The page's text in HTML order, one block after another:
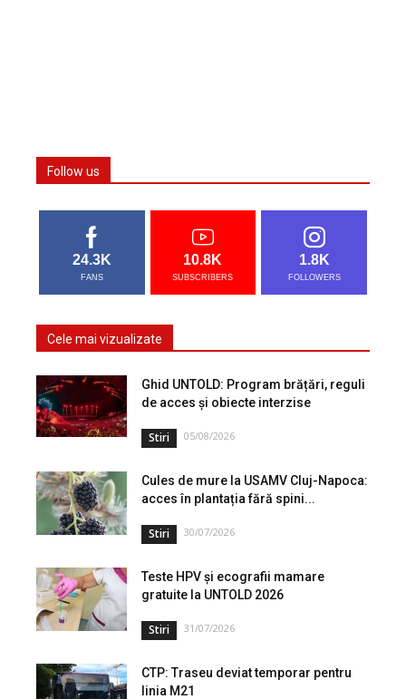
Follow us
24.3K
FANS
10.8K
SUBSCRIBERS
1.8K
FOLLOWERS
Cele mai vizualizate
Ghid UNTOLD: Program brățări, reguli
de acces și obiecte interzise
Stiri 05/08/2026
Cules de mure la USAMV Cluj-Napoca:
acces în plantația fără spini...
Stiri 30/07/2026
Teste HPV și ecografii mamare
gratuite la UNTOLD 2026
Stiri 31/07/2026
CTP: Traseu deviat temporar pentru
linia M21